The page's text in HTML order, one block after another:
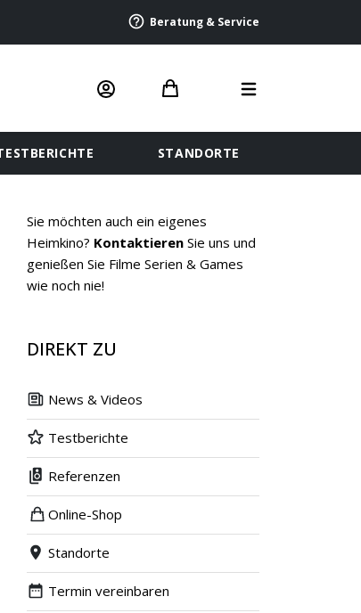
Beratung & Service
STANDORTE
Sie möchten auch ein eigenes
Heimkino? Kontaktieren Sie uns und
genießen Sie Filme Serien & Games
wie noch nie!
DIREKT ZU
News & Videos
Testberichte
Referenzen
Online-Shop
Standorte
Termin vereinbaren